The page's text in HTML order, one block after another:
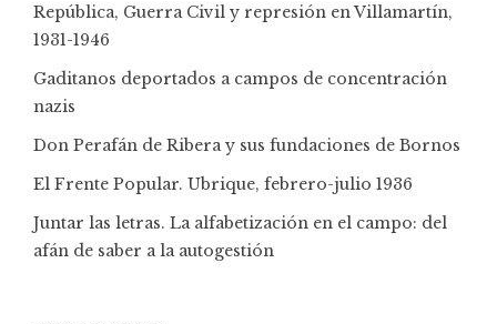
República, Guerra Civil y represión en Villamartín,
1931-1946
Gaditanos deportados a campos de concentración
nazis
Don Perafán de Ribera y sus fundaciones de Bornos
El Frente Popular. Ubrique, febrero-julio 1936
Juntar las letras. La alfabetización en el campo: del
afán de saber a la autogestión